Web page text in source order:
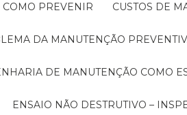
COMO PREVENIR CUSTOS DE
DA MANUTENÇÃO
DE MANUTENÇÃO COMO
ENSAIO NÃO DESTRUTIVO –